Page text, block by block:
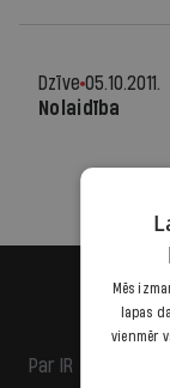
Dzīve 05.10.2011.
Nolaidība
Par IR
Mēs
lapas
vienmēr